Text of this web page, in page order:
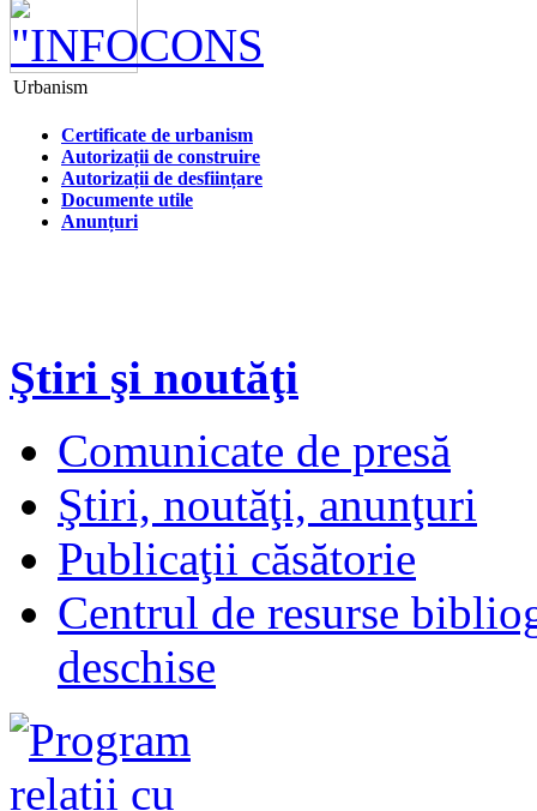
Urbanism
Certificate de urbanism
Autorizații de construire
Autorizații de desființare
Documente utile
Anunțuri
Ştiri şi noutăţi
Comunicate de presă
Ştiri, noutăţi, anunţuri
Publicaţii căsătorie
Centrul de resurse
deschise